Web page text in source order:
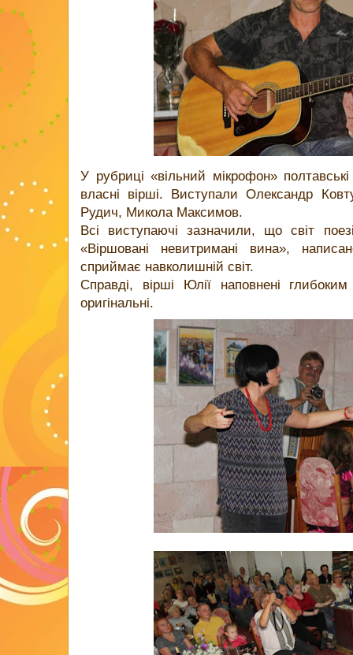
У рубриці «вільний мікрофон»
власні вірші. Виступали Олександр
Рудич, Микола Максимов.
Всі виступаючі зазначили, що світ
«Віршовані невитримані вина»,
сприймає навколишній світ.
Справді, вірші Юлії наповнені
оригінальні.